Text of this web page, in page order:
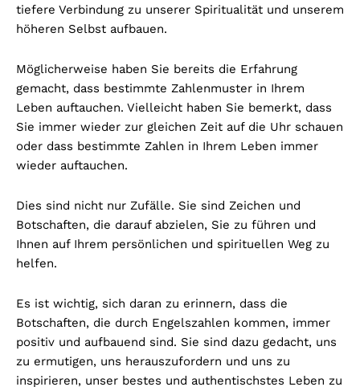
tiefere Verbindung zu unserer Spiritualität und unserem
höheren Selbst aufbauen.
Möglicherweise haben Sie bereits die Erfahrung
gemacht, dass bestimmte Zahlenmuster in Ihrem
Leben auftauchen. Vielleicht haben Sie bemerkt, dass
Sie immer wieder zur gleichen Zeit auf die Uhr schauen
oder dass bestimmte Zahlen in Ihrem Leben immer
wieder auftauchen.
Dies sind nicht nur Zufälle. Sie sind Zeichen und
Botschaften, die darauf abzielen, Sie zu führen und
Ihnen auf Ihrem persönlichen und spirituellen Weg zu
helfen.
Es ist wichtig, sich daran zu erinnern, dass die
Botschaften, die durch Engelszahlen kommen, immer
positiv und aufbauend sind. Sie sind dazu gedacht, uns
zu ermutigen, uns herauszufordern und uns zu
inspirieren, unser bestes und authentischstes Leben zu